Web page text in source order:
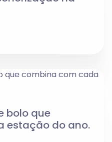
bolo que
estação do ano.